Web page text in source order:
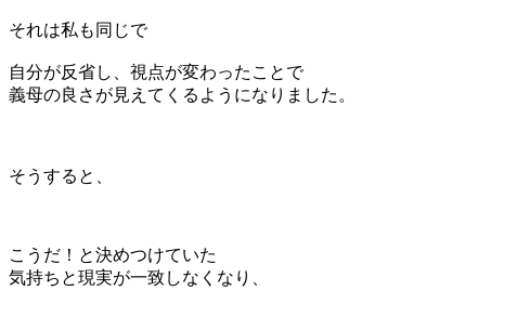
それは私も同じで
自分が反省し、視点が変わったことで
義母の良さが見えてくるようになりました。
そうすると、
こうだ！と決めつけていた
気持ちと現実が一致しなくなり、